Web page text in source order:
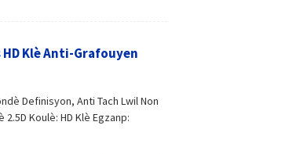
Klè Anti-Grafouyen
Definisyon, Anti Tach Lwil Non
Koulè: HD Klè Egzanp: